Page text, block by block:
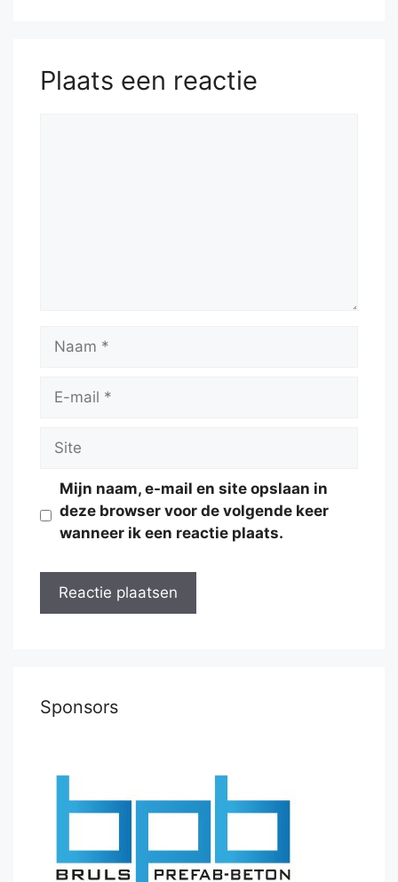
Nh5 51.e5 fxe5 52.Kg4 Nf6+
Plaats een reactie
Naam
Site
Mijn naam, e-mail en site opslaan in
deze browser voor de volgende keer
wanneer ik een reactie plaats.
Sponsors